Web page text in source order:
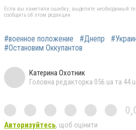
Если вы заметили ошибку, выделите необходимый
сообщить об этом редакции
#военное положение #Днепр
#Остановим Оккупантов
Катерина Охотник
Головна редакторка 056.ua та
Авторизуйтесь, щоб оцінити